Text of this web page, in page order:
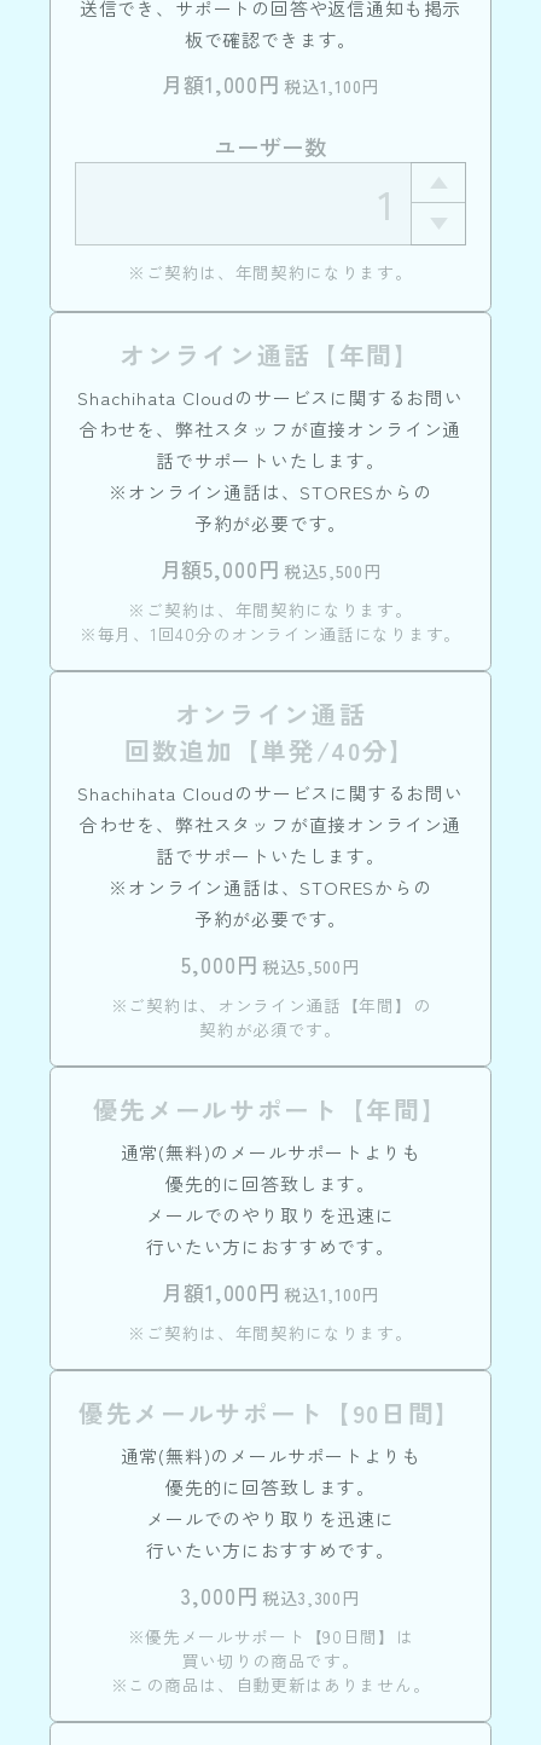
送信でき、サポートの回答や返信通知も掲示
板で確認できます。
月額1,000円 税込1,100円
ユーザー数
※ご契約は、年間契約になります。
オンライン通話【年間】
Shachihata Cloudのサービスに関するお問い
合わせを、弊社スタッフが直接オンライン通
話でサポートいたします。
※オンライン通話は、STORESからの
予約が必要です。
月額5,000円 税込5,500円
※ご契約は、年間契約になります。
※毎月、1回40分のオンライン通話になります。
オンライン通話
回数追加【単発/40分】
Shachihata Cloudのサービスに関するお問い
合わせを、弊社スタッフが直接オンライン通
話でサポートいたします。
※オンライン通話は、STORESからの
予約が必要です。
5,000円 税込5,500円
※ご契約は、オンライン通話【年間】の
契約が必須です。
優先メールサポート【年間】
通常(無料)のメールサポートよりも
優先的に回答致します。
メールでのやり取りを迅速に
行いたい方におすすめです。
月額1,000円 税込1,100円
※ご契約は、年間契約になります。
優先メールサポート【90日間】
通常(無料)のメールサポートよりも
優先的に回答致します。
メールでのやり取りを迅速に
行いたい方におすすめです。
3,000円 税込3,300円
※優先メールサポート【90日間】は
買い切りの商品です。
※この商品は、自動更新はありません。